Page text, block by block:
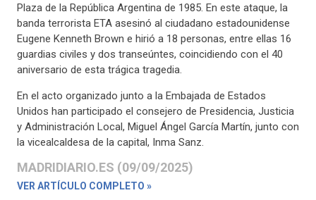
Plaza de la República Argentina de 1985. En este ataque, la
banda terrorista ETA asesinó al ciudadano estadounidense
Eugene Kenneth Brown e hirió a 18 personas, entre ellas 16
guardias civiles y dos transeúntes, coincidiendo con el 40
aniversario de esta trágica tragedia.
En el acto organizado junto a la Embajada de Estados
Unidos han participado el consejero de Presidencia, Justicia
y Administración Local, Miguel Ángel García Martín, junto con
la vicealcaldesa de la capital, Inma Sanz.
MADRIDIARIO.ES (09/09/2025)
VER ARTÍCULO COMPLETO »